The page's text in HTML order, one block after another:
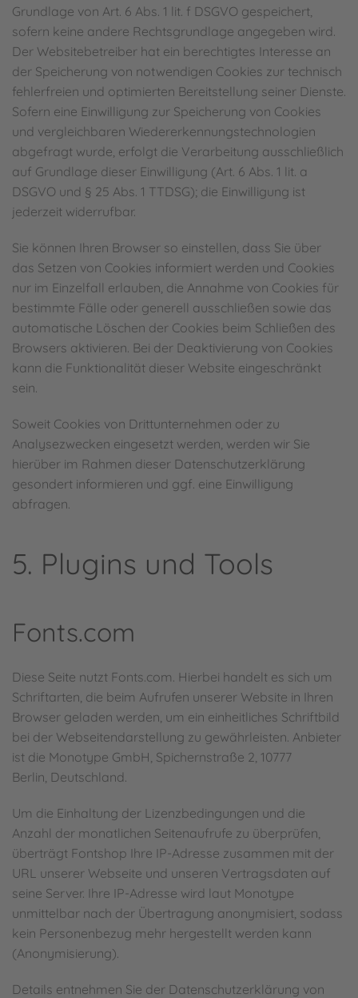
Grundlage von Art. 6 Abs. 1 lit. f DSGVO gespeichert,
sofern keine andere Rechtsgrundlage angegeben wird.
Der Websitebetreiber hat ein berechtigtes Interesse an
der Speicherung von notwendigen Cookies zur technisch
fehlerfreien und optimierten Bereitstellung seiner Dienste.
Sofern eine Einwilligung zur Speicherung von Cookies
und vergleichbaren Wiedererkennungstechnologien
abgefragt wurde, erfolgt die Verarbeitung ausschließlich
auf Grundlage dieser Einwilligung (Art. 6 Abs. 1 lit. a
DSGVO und § 25 Abs. 1 TTDSG); die Einwilligung ist
jederzeit widerrufbar.
Sie können Ihren Browser so einstellen, dass Sie über
das Setzen von Cookies informiert werden und Cookies
nur im Einzelfall erlauben, die Annahme von Cookies für
bestimmte Fälle oder generell ausschließen sowie das
automatische Löschen der Cookies beim Schließen des
Browsers aktivieren. Bei der Deaktivierung von Cookies
kann die Funktionalität dieser Website eingeschränkt
sein.
Soweit Cookies von Drittunternehmen oder zu
Analysezwecken eingesetzt werden, werden wir Sie
hierüber im Rahmen dieser Datenschutzerklärung
gesondert informieren und ggf. eine Einwilligung
abfragen.
5. Plugins und Tools
Fonts.com
Diese Seite nutzt Fonts.com. Hierbei handelt es sich um
Schriftarten, die beim Aufrufen unserer Website in Ihren
Browser geladen werden, um ein einheitliches Schriftbild
bei der Webseitendarstellung zu gewährleisten. Anbieter
ist die Monotype GmbH, Spichernstraße 2, 10777
Berlin, Deutschland.
Um die Einhaltung der Lizenzbedingungen und die
Anzahl der monatlichen Seitenaufrufe zu überprüfen,
überträgt Fontshop Ihre IP-Adresse zusammen mit der
URL unserer Webseite und unseren Vertragsdaten auf
seine Server. Ihre IP-Adresse wird laut Monotype
unmittelbar nach der Übertragung anonymisiert, sodass
kein Personenbezug mehr hergestellt werden kann
(Anonymisierung).
Details entnehmen Sie der Datenschutzerklärung von